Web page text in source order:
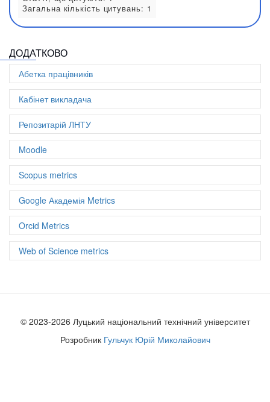
Web of Science metrics
h-index: 1
Публікацій у Web of Science: 4
Статті, що цитують: 1
Загальна кількість цитувань: 1
ДОДАТКОВО
Абетка працівників
Кабінет викладача
Репозитарій ЛНТУ
Moodle
Scopus metrics
Google Академія Metrics
Orcid Metrics
Web of Science metrics
© 2023-2026 Луцький національний технічний університет
Розробник Гульчук Юрій Миколайович